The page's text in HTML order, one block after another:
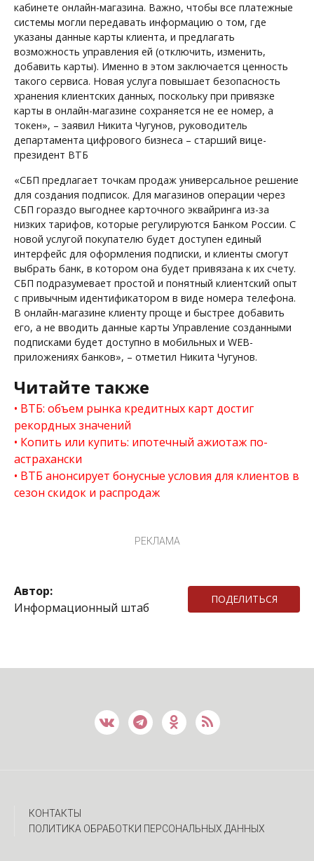
кабинете онлайн-магазина. Важно, чтобы все платежные
системы могли передавать информацию о том, где
указаны данные карты клиента, и предлагать
возможность управления ей (отключить, изменить,
добавить карты). Именно в этом заключается ценность
такого сервиса. Новая услуга повышает безопасность
хранения клиентских данных, поскольку при привязке
карты в онлайн-магазине сохраняется не ее номер, а
токен», – заявил Никита Чугунов, руководитель
департамента цифрового бизнеса – старший вице-
президент ВТБ
«СБП предлагает точкам продаж универсальное решение
для создания подписок. Для магазинов операции через
СБП гораздо выгоднее карточного эквайринга из-за
низких тарифов, которые регулируются Банком России. С
новой услугой покупателю будет доступен единый
интерфейс для оформления подписки, и клиенты смогут
выбрать банк, в котором она будет привязана к их счету.
СБП подразумевает простой и понятный клиентский опыт
с привычным идентификатором в виде номера телефона.
В онлайн-магазине клиенту проще и быстрее добавить
его, а не вводить данные карты Управление созданными
подписками будет доступно в мобильных и WEB-
приложениях банков», – отметил Никита Чугунов.
Читайте также
ВТБ: объем рынка кредитных карт достиг
рекордных значений
Копить или купить: ипотечный ажиотаж по-
астрахански
ВТБ анонсирует бонусные условия для клиентов в
сезон скидок и распродаж
РЕКЛАМА
Автор:
Информационный штаб
ПОДЕЛИТЬСЯ
КОНТАКТЫ
ПОЛИТИКА ОБРАБОТКИ ПЕРСОНАЛЬНЫХ ДАННЫХ